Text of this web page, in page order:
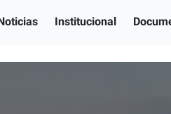
submenu for "Our services"
Institucional